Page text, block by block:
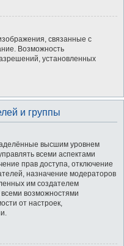
связанные с
Возможность
установленных
и группы
высшим уровнем
всеми аспектами
прав доступа, отключение
назначение модераторов
им создателем
возможностями
от настроек,